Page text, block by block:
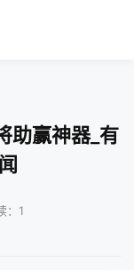
助赢神器_有
：1